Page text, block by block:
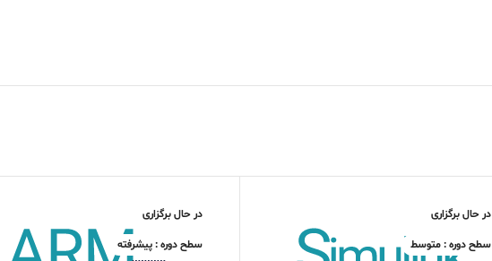
در حال برگزاری
سطح دوره : متوسط
در حال برگزاری
سطح دوره : پیشرفته